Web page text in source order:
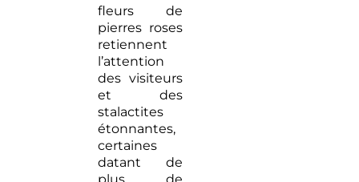
fleurs de
pierres roses
retiennent
l’attention
des visiteurs
et des
stalactites
étonnantes,
certaines
datant de
plus de